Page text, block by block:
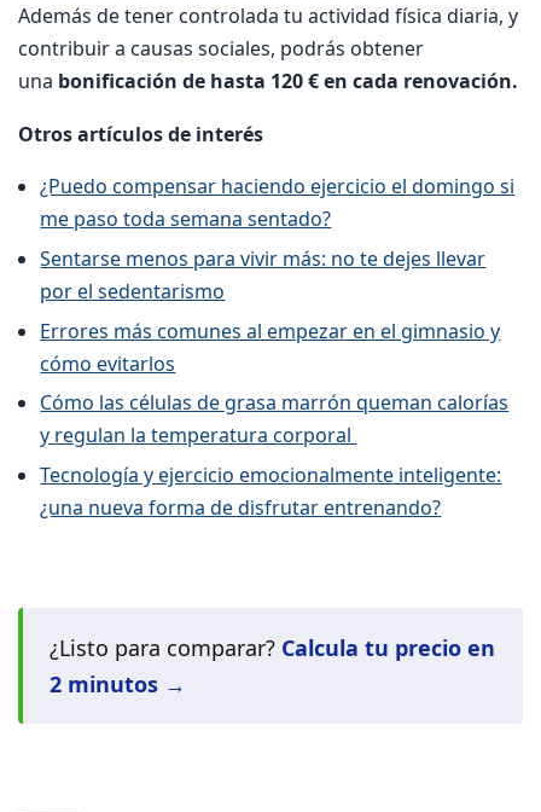
Además de tener controlada tu actividad física diaria, y
contribuir a causas sociales, podrás obtener
una bonificación de hasta 120 € en cada renovación.
Otros artículos de interés
¿Puedo compensar haciendo ejercicio el domingo si
me paso toda semana sentado?
Sentarse menos para vivir más: no te dejes llevar
por el sedentarismo
Errores más comunes al empezar en el gimnasio y
cómo evitarlos
Cómo las células de grasa marrón queman calorías
y regulan la temperatura corporal
Tecnología y ejercicio emocionalmente inteligente:
¿una nueva forma de disfrutar entrenando?
¿Listo para comparar? Calcula tu precio en
2 minutos →